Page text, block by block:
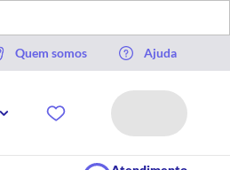
Quem somos Ajuda